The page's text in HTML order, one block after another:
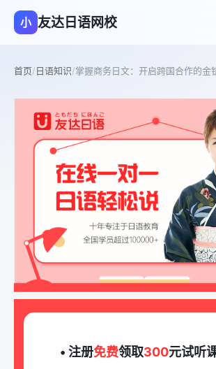
小 友达日语网校
首页/日语知识/掌握商务日文：开启跨国合作的金
• 注册免费领取300元试听